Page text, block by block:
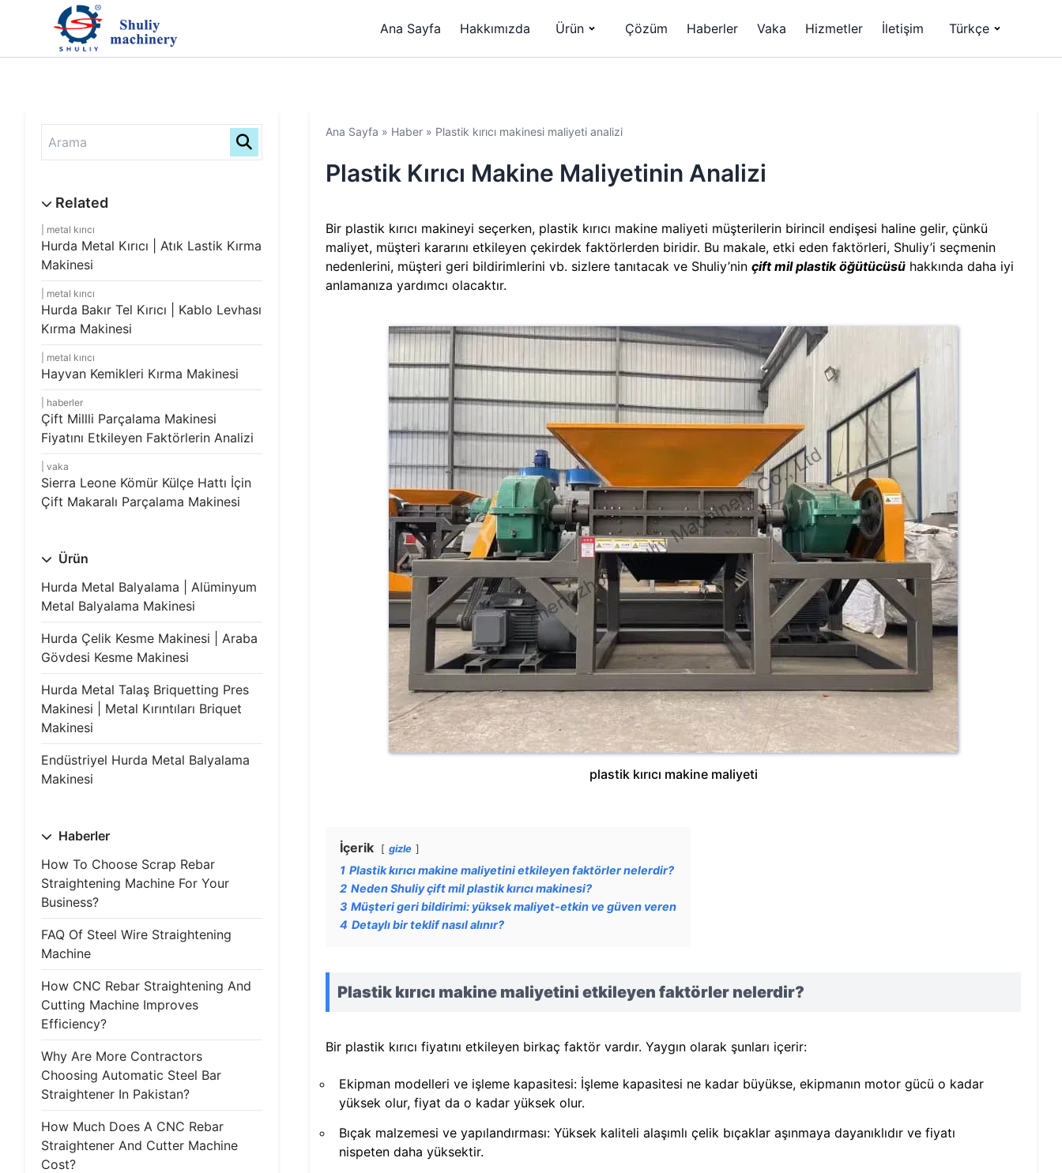
Ana Sayfa Hakkımızda Ürün Çözüm Haberler Vaka Hizmetler İletişim Türkçe
metal kırıcı
Hurda Metal Kırıcı | Atık Lastik Kırma
Makinesi
metal kırıcı
Hurda Bakır Tel Kırıcı | Kablo Levhası
Kırma Makinesi
metal kırıcı
Hayvan Kemikleri Kırma Makinesi
haberler
Çift Millli Parçalama Makinesi
Fiyatını Etkileyen Faktörlerin Analizi
vaka
Sierra Leone Kömür Külçe Hattı İçin
Çift Makaralı Parçalama Makinesi
Ürün
Hurda Metal Balyalama | Alüminyum
Metal Balyalama Makinesi
Hurda Çelik Kesme Makinesi | Araba
Gövdesi Kesme Makinesi
Hurda Metal Talaş Briquetting Pres
Makinesi | Metal Kırıntıları Briquet
Makinesi
Endüstriyel Hurda Metal Balyalama
Makinesi
Haberler
How To Choose Scrap Rebar
Straightening Machine For Your
Business?
FAQ Of Steel Wire Straightening
Machine
How CNC Rebar Straightening And
Cutting Machine Improves
Efficiency?
Why Are More Contractors
Choosing Automatic Steel Bar
Straightener In Pakistan?
How Much Does A CNC Rebar
Straightener And Cutter Machine
Cost?
Ana Sayfa » Haber » Plastik kırıcı makinesi maliyeti analizi
Plastik Kırıcı Makine Maliyetinin Analizi
Bir plastik kırıcı makineyi seçerken, plastik kırıcı makine maliyeti müşterilerin birincil endişesi haline gelir, çünkü
maliyet, müşteri kararını etkileyen çekirdek faktörlerden biridir. Bu makale, etki eden faktörleri, Shuliy’i seçmenin
nedenlerini, müşteri geri bildirimlerini vb. sizlere tanıtacak ve Shuliy’nin çift mil plastik öğütücüsü hakkında daha iyi
anlamanıza yardımcı olacaktır.
plastik kırıcı makine maliyeti
İçerik gizle
1 Plastik kırıcı makine maliyetini etkileyen faktörler nelerdir?
2 Neden Shuliy çift mil plastik kırıcı makinesi?
3 Müşteri geri bildirimi: yüksek maliyet-etkin ve güven veren
4 Detaylı bir teklif nasıl alınır?
Plastik kırıcı makine maliyetini etkileyen faktörler nelerdir?
Bir plastik kırıcı fiyatını etkileyen birkaç faktör vardır. Yaygın olarak şunları içerir:
Ekipman modelleri ve işleme kapasitesi: İşleme kapasitesi ne kadar büyükse, ekipmanın motor gücü o kadar
yüksek olur, fiyat da o kadar yüksek olur.
Bıçak malzemesi ve yapılandırması: Yüksek kaliteli alaşımlı çelik bıçaklar aşınmaya dayanıklıdır ve fiyatı
nispeten daha yüksektir.